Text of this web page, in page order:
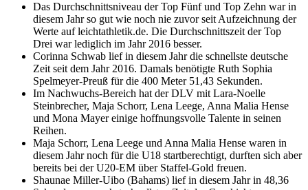
Das Durchschnittsniveau der Top Fünf und Top Zehn war in
diesem Jahr so gut wie noch nie zuvor seit Aufzeichnung der
Werte auf leichtathletik.de. Die Durchschnittszeit der Top
Drei war lediglich im Jahr 2016 besser.
Corinna Schwab lief in diesem Jahr die schnellste deutsche
Zeit seit dem Jahr 2016. Damals benötigte Ruth Sophia
Spelmeyer-Preuß für die 400 Meter 51,43 Sekunden.
Im Nachwuchs-Bereich hat der DLV mit Lara-Noelle
Steinbrecher, Maja Schorr, Lena Leege, Anna Malia Hense
und Mona Mayer einige hoffnungsvolle Talente in seinen
Reihen.
Maja Schorr, Lena Leege und Anna Malia Hense waren in
diesem Jahr noch für die U18 startberechtigt, durften sich aber
bereits bei der U20-EM über Staffel-Gold freuen.
Shaunae Miller-Uibo (Bahams) lief in diesem Jahr in 48,36